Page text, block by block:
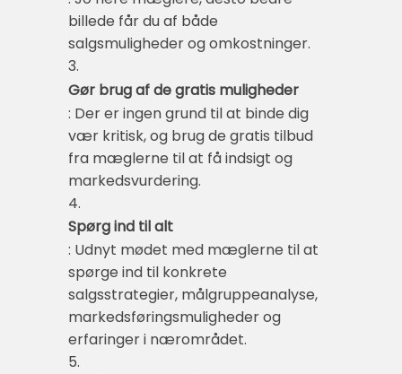
billede får du af både
salgsmuligheder og omkostninger.
3.
Gør brug af de gratis muligheder
: Der er ingen grund til at binde dig
vær kritisk, og brug de gratis tilbud
fra mæglerne til at få indsigt og
markedsvurdering.
4.
Spørg ind til alt
: Udnyt mødet med mæglerne til at
spørge ind til konkrete
salgsstrategier, målgruppeanalyse,
markedsføringsmuligheder og
erfaringer i nærområdet.
5.